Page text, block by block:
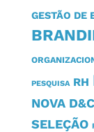
GESTÃO DE
PESQUISA RH
NOVA D&C
SELEÇÃO